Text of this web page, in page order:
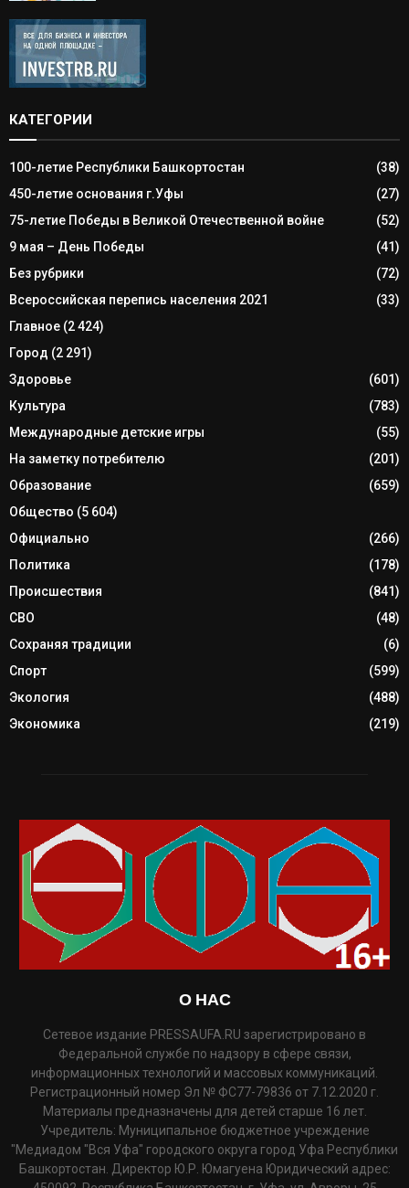
КАТЕГОРИИ
100-летие Республики Башкортостан
(38)
450-летие основания г.Уфы
(27)
75-летие Победы в Великой Отечественной войне
(52)
9 мая – День Победы
(41)
Без рубрики
(72)
Всероссийская перепись населения 2021
(33)
Главное (2 424)
Город (2 291)
Здоровье
(601)
Культура
(783)
Международные детские игры
(55)
На заметку потребителю
(201)
Образование
(659)
Общество (5 604)
Официально
(266)
Политика
(178)
Происшествия
(841)
СВО
(48)
Сохраняя традиции
(6)
Спорт
(599)
Экология
(488)
Экономика
(219)
О НАС
Сетевое издание PRESSAUFA.RU зарегистрировано в
Федеральной службе по надзору в сфере связи,
информационных технологий и массовых коммуникаций.
Регистрационный номер Эл № ФС77-79836 от 7.12.2020 г.
Материалы предназначены для детей старше 16 лет.
Учредитель: Муниципальное бюджетное учреждение
"Медиадом "Вся Уфа" городского округа город Уфа Республики
Башкортостан. Директор Ю.Р. Юмагуена Юридический адрес: